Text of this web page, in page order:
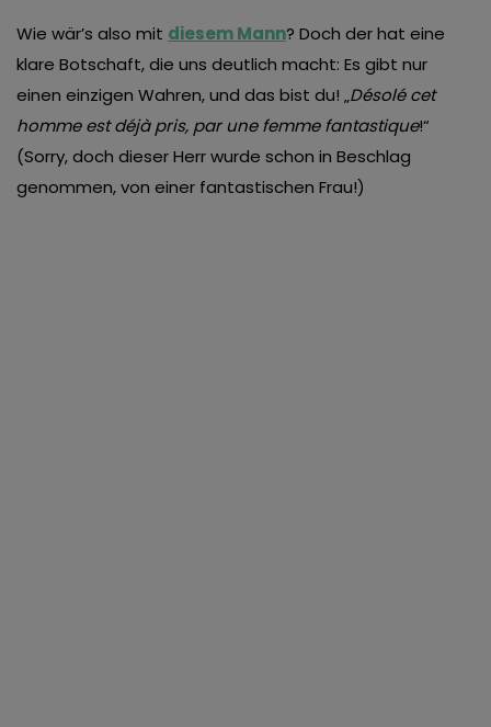
Wie wär’s also mit diesem Mann? Doch der hat eine
klare Botschaft, die uns deutlich macht: Es gibt nur
einen einzigen Wahren, und das bist du! „Désolé cet
homme est déjà pris, par une femme fantastique!“
(Sorry, doch dieser Herr wurde schon in Beschlag
genommen, von einer fantastischen Frau!)